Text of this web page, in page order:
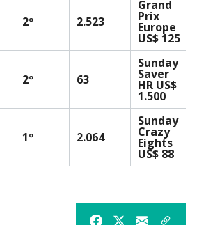
2º 2.523
Grand
Prix
Europe
US$ 125
2º 63
Sunday
Saver
HR US$
1.500
1º 2.064
Sunday
Crazy
Eights
US$ 88